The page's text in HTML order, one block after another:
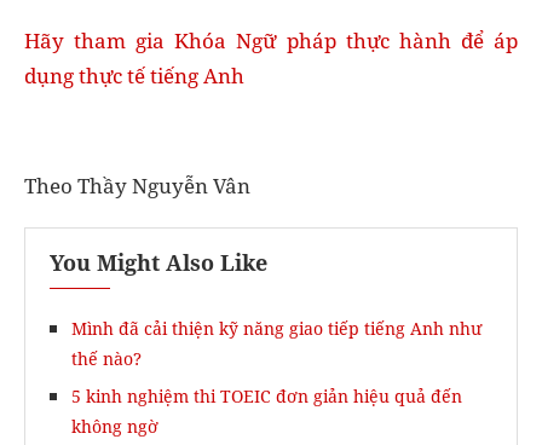
Hãy tham gia Khóa Ngữ pháp thực hành để áp
dụng thực tế tiếng Anh
Theo Thầy Nguyễn Vân
You Might Also Like
Mình đã cải thiện kỹ năng giao tiếp tiếng Anh như
thế nào?
5 kinh nghiệm thi TOEIC đơn giản hiệu quả đến
không ngờ